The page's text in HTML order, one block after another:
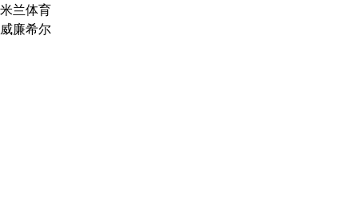
米兰体育
威廉希尔